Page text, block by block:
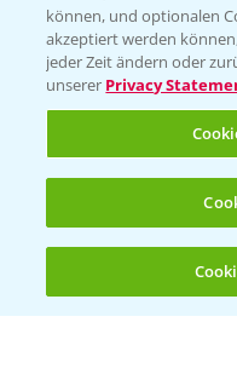
Wetter Aktuell
BROSCHÜREN
Saatgut
Sonderkulturen
können, und optionalen
akzeptiert werden
jeder Zeit ändern oder
unserer Privacy